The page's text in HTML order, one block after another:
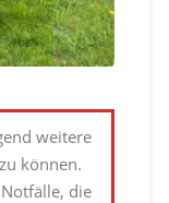
weitere
können.
Notfälle, die